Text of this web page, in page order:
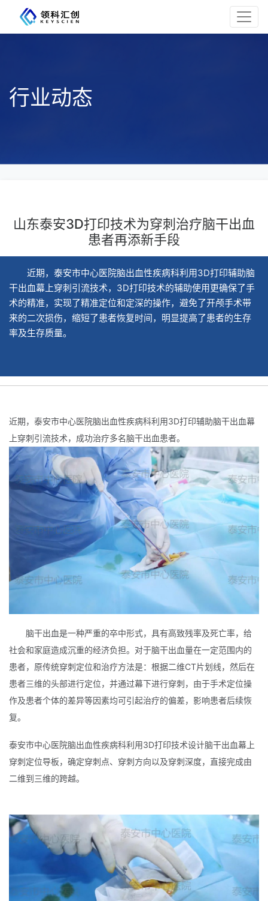
行业动态
山东泰安3D打印技术为穿刺治疗脑干出血
患者再添新手段
近期，泰安市中心医院脑出血性疾病科利用3D打印辅助脑
干出血幕上穿刺引流技术，3D打印技术的辅助使用更确保了手
术的精准，实现了精准定位和定深的操作，避免了开颅手术带
来的二次损伤，缩短了患者恢复时间，明显提高了患者的生存
率及生存质量。
近期，泰安市中心医院脑出血性疾病科利用3D打印辅助脑干出血幕
上穿刺引流技术，成功治疗多名脑干出血患者。
脑干出血是一种严重的卒中形式，具有高致残率及死亡率，给
社会和家庭造成沉重的经济负担。对于脑干出血量在一定范围内的
患者，原传统穿刺定位和治疗方法是：根据二维CT片划线，然后在
患者三维的头部进行定位，并通过幕下进行穿刺，由于手术定位操
作及患者个体的差异等因素均可引起治疗的偏差，影响患者后续恢
复。
泰安市中心医院脑出血性疾病科利用3D打印技术设计脑干出血幕上
穿刺定位导板，确定穿刺点、穿刺方向以及穿刺深度，直接完成由
二维到三维的跨越。